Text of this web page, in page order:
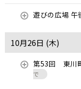
遊びの広場 午
10月26日 (木)
第53回 東川
で